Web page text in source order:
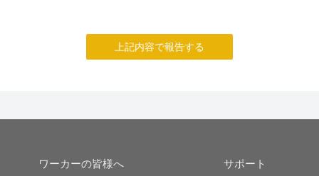
上記内容で報告する
ワーカーの皆様へ サポート